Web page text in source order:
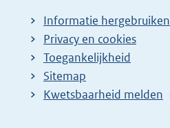
Informatie hergebruiken
Privacy en cookies
Toegankelijkheid
Sitemap
E
Kwetsbaarheid melden